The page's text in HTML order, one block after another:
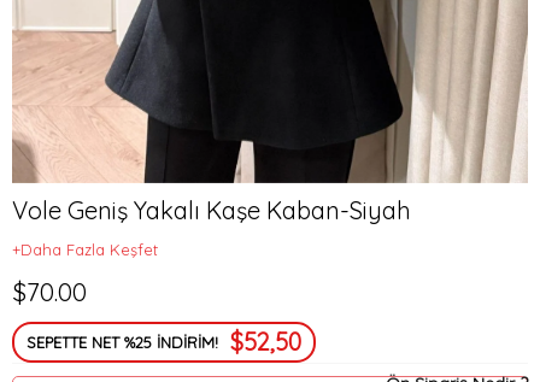
Vole Geniş Yakalı Kaşe Kaban-Siyah
+Daha Fazla Keşfet
$70.00
SEPETTE NET %25 İNDİRİM! $52,50